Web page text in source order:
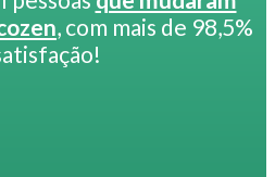
, com mais de 98,5%